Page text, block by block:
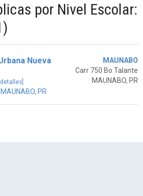
por Nivel Escolar:
Nueva
PR
MAUNABO
Carr 750 Bo Talante
MAUNABO, PR